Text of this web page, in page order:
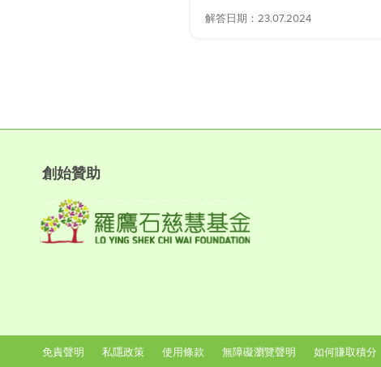
解答日期：23.07.2024
創始贊助
免責聲明 私隱政策 使用條款 無障礙瀏覽聲明 如何賺取積分